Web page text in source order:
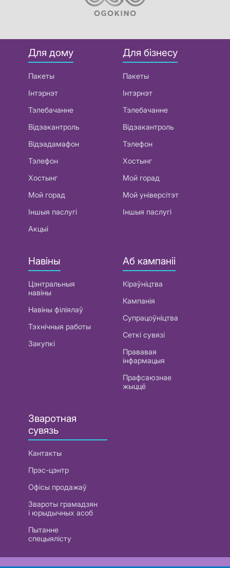
Для дому
Пакеты
Інтэрнэт
Тэлебачанне
Відэакантроль
Відэадамафон
Тэлефон
Хостынг
Мой горад
Іншыя паслугі
Акцыі
Для бізнесу
Пакеты
Інтэрнэт
Тэлебачанне
Відэакантроль
Тэлефон
Хостынг
Мой горад
Мой універсітэт
Іншыя паслугі
Навіны
Цэнтральныя
навіны
Навіны філіялаў
Тэхнічныя работы
Закупкі
Аб кампаніі
Кіраўніцтва
Кампанія
Супрацоўніцтва
Сеткі сувязі
Прававая
інфармацыя
Прафсаюзнае
жыццё
Зваротная
сувязь
Кантакты
Прэс-цэнтр
Офісы продажаў
Звароты грамадзян
і юрыдычных асоб
Пытанне
спецыялісту